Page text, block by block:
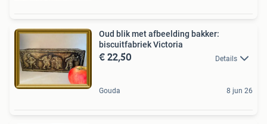
Oud blik met afbeelding bakker:
biscuitfabriek Victoria
€ 22,50 Details
Gouda 8 jun 26